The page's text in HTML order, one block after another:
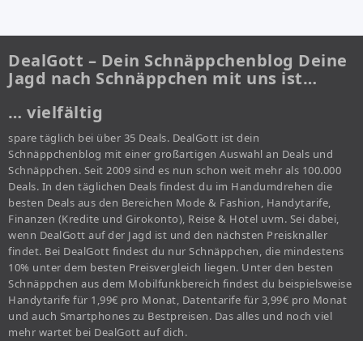
DealGott – Dein Schnäppchenblog Deine
Jagd nach Schnäppchen mit uns ist…
… vielfältig
spare täglich bei über 35 Deals. DealGott ist dein
Schnäppchenblog mit einer großartigen Auswahl an Deals und
Schnäppchen. Seit 2009 sind es nun schon weit mehr als 100.000
Deals. In den täglichen Deals findest du im Handumdrehen die
besten Deals aus den Bereichen Mode & Fashion, Handytarife,
Finanzen (Kredite und Girokonto), Reise & Hotel uvm. Sei dabei,
wenn DealGott auf der Jagd ist und den nächsten Preisknaller
findet. Bei DealGott findest du nur Schnäppchen, die mindestens
10% unter dem besten Preisvergleich liegen. Unter den besten
Schnäppchen aus dem Mobilfunkbereich findest du beispielsweise
Handytarife für 1,99€ pro Monat, Datentarife für 3,99€ pro Monat
und auch Smartphones zu Bestpreisen. Das alles und noch viel
mehr wartet bei DealGott auf dich.